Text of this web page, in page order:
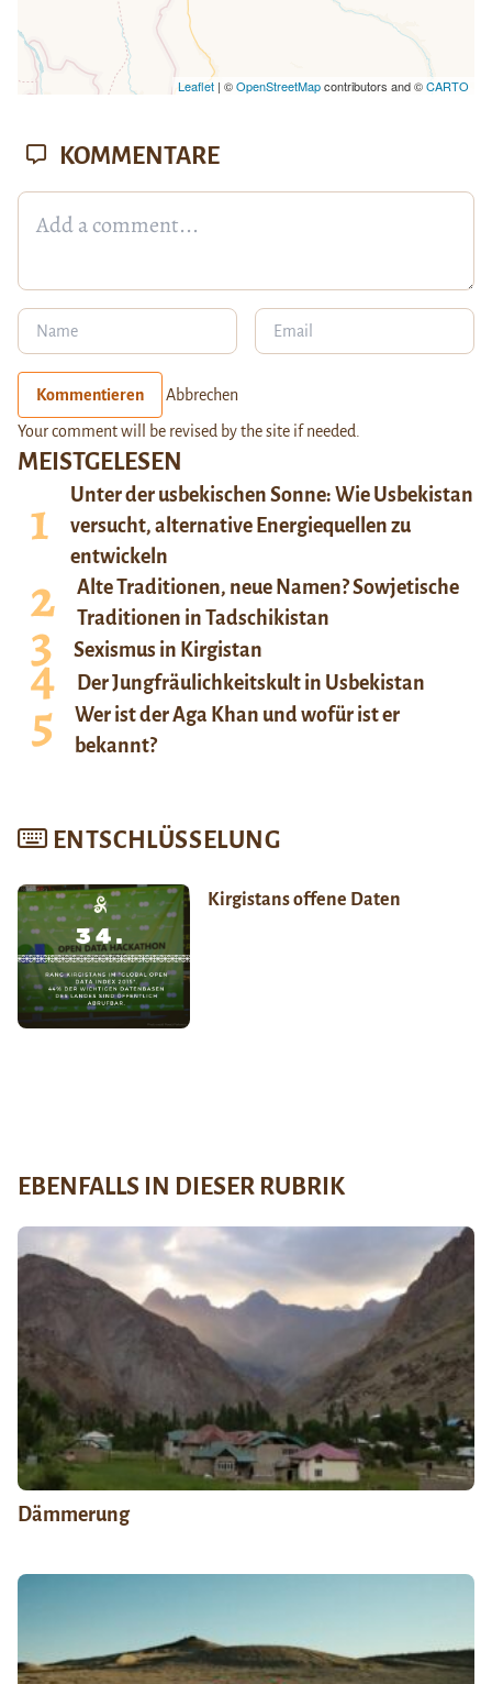
Leaflet| ©OpenStreetMapcontributors and ©CARTO
MEISTGELESEN
Unter der usbekischen Sonne: Wie Usbekistan
versucht, alternative Energiequellen zu
entwickeln
Alte Traditionen, neue Namen? Sowjetische
Traditionen in Tadschikistan
Sexismus in Kirgistan
Der Jungfräulichkeitskult in Usbekistan
Wer ist der Aga Khan und wofür ist er
bekannt?
ENTSCHLÜSSELUNG
Kirgistans offene Daten
KOMMENTARE
Kommentieren Abbrechen
Your comment will be revised by the site if needed.
EBENFALLS IN DIESER RUBRIK
Dämmerung